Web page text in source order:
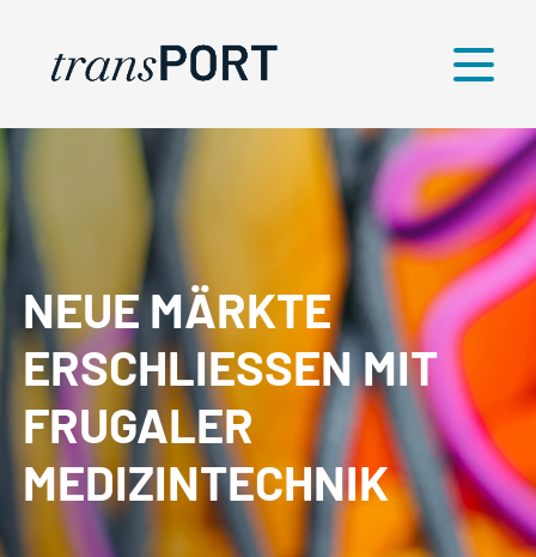
Menü
NEUE MÄRKTE
ERSCHLIESSEN MIT
FRUGALER
MEDIZINTECHNIK